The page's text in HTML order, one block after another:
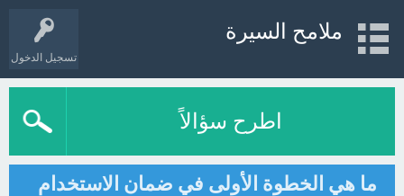
تسجيل الدخول
ملامح السيرة
اطرح سؤالاً
ما هي الخطوة الأولى في ضمان الاستخدام